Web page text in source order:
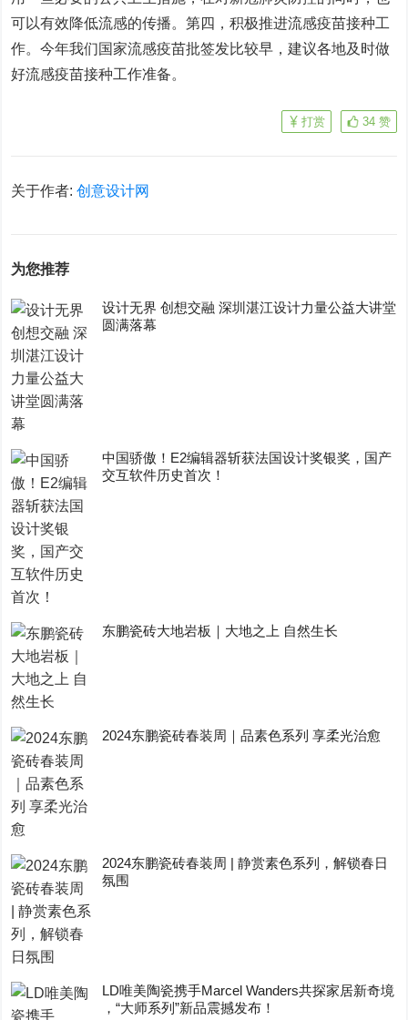
可以有效降低流感的传播。第四，积极推进流感疫苗接种工
作。今年我们国家流感疫苗批签发比较早，建议各地及时做
好流感疫苗接种工作准备。
34 赞
打赏
关于作者:创意设计网
为您推荐
设计无界 创想交融 深圳湛江设计力量公益大讲堂
圆满落幕
中国骄傲！E2编辑器斩获法国设计奖银奖，国产
交互软件历史首次！
东鹏瓷砖大地岩板｜大地之上 自然生长
2024东鹏瓷砖春装周｜品素色系列 享柔光治愈
2024东鹏瓷砖春装周 | 静赏素色系列，解锁春日
氛围
LD唯美陶瓷携手Marcel Wanders共探家居新奇境
，“大师系列”新品震撼发布！